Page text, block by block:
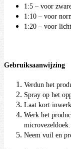
1:5 – voor
1:10 – voor
1:20 – voor
Gebruiksaanwijzing
Verdun het
Spray op het
Laat kort
Werk het
microvezeldoek.
Neem vuil en